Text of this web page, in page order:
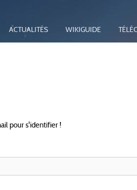
ACTUALITÉS WIKIGUIDE
pour s'identifier !